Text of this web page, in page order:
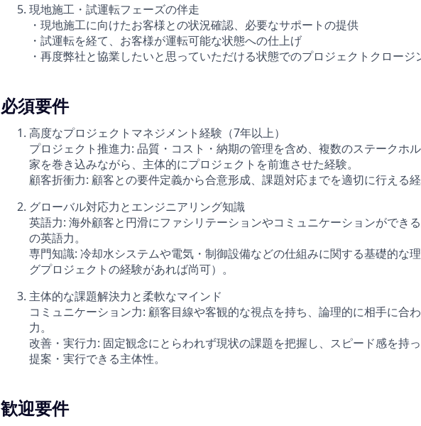
現地施工・試運転フェーズの伴走
・現地施工に向けたお客様との状況確認、必要なサポートの提供
・試運転を経て、お客様が運転可能な状態への仕上げ
・再度弊社と協業したいと思っていただける状態でのプロジェクトクロージ
必須要件
高度なプロジェクトマネジメント経験（7年以上）
プロジェクト推進力: 品質・コスト・納期の管理を含め、複数のステークホ
家を巻き込みながら、主体的にプロジェクトを前進させた経験。
顧客折衝力: 顧客との要件定義から合意形成、課題対応までを適切に行える経
グローバル対応力とエンジニアリング知識
英語力: 海外顧客と円滑にファシリテーションやコミュニケーションができ
の英語力。
専門知識: 冷却水システムや電気・制御設備などの仕組みに関する基礎的な
グプロジェクトの経験があれば尚可）。
主体的な課題解決力と柔軟なマインド
コミュニケーション力: 顧客目線や客観的な視点を持ち、論理的に相手に合
力。
改善・実行力: 固定観念にとらわれず現状の課題を把握し、スピード感を持
提案・実行できる主体性。
歓迎要件